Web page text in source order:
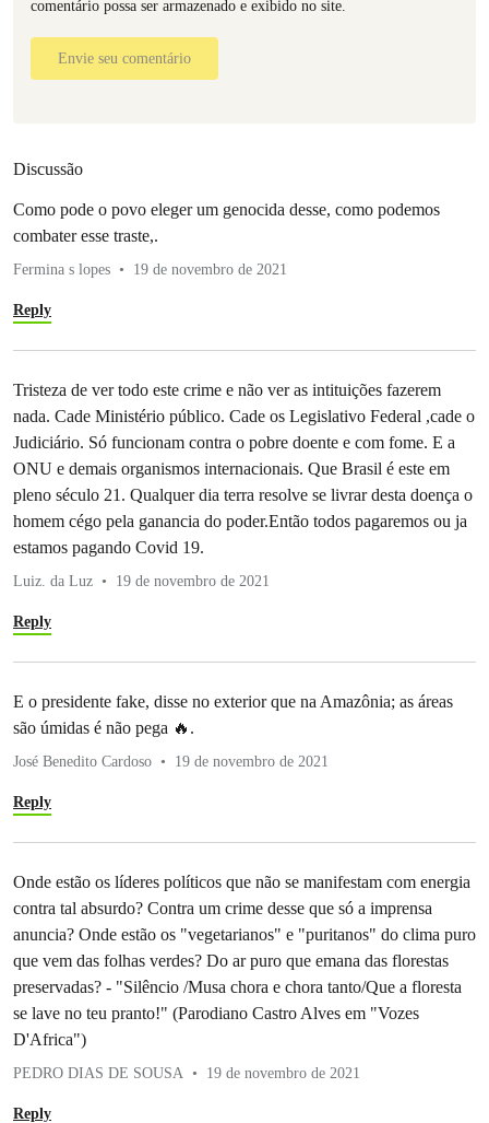
comentário possa ser armazenado e exibido no site.
Envie seu comentário
Discussão
Como pode o povo eleger um genocida desse, como podemos
combater esse traste,.
Fermina s lopes 19 de novembro de 2021
Reply
Tristeza de ver todo este crime e não ver as intituições fazerem
nada. Cade Ministério público. Cade os Legislativo Federal ,cade o
Judiciário. Só funcionam contra o pobre doente e com fome. E a
ONU e demais organismos internacionais. Que Brasil é este em
pleno século 21. Qualquer dia terra resolve se livrar desta doença o
homem cégo pela ganancia do poder.Então todos pagaremos ou ja
estamos pagando Covid 19.
Luiz. da Luz 19 de novembro de 2021
Reply
E o presidente fake, disse no exterior que na Amazônia; as áreas
são úmidas é não pega 🔥.
José Benedito Cardoso 19 de novembro de 2021
Reply
Onde estão os líderes políticos que não se manifestam com energia
contra tal absurdo? Contra um crime desse que só a imprensa
anuncia? Onde estão os "vegetarianos" e "puritanos" do clima puro
que vem das folhas verdes? Do ar puro que emana das florestas
preservadas? - "Silêncio /Musa chora e chora tanto/Que a floresta
se lave no teu pranto!" (Parodiano Castro Alves em "Vozes
D'Africa")
PEDRO DIAS DE SOUSA 19 de novembro de 2021
Reply